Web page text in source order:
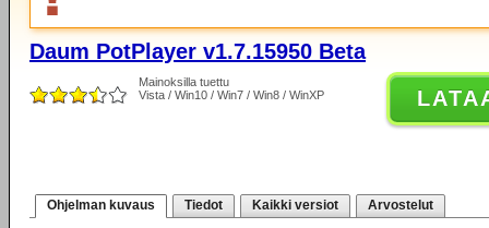
Daum PotPlayer v1.7.15950 Beta
Mainoksilla tuettu
Vista / Win10 / Win7 / Win8 / WinXP
Ohjelman kuvaus Tiedot Kaikki versiot Arvostelut